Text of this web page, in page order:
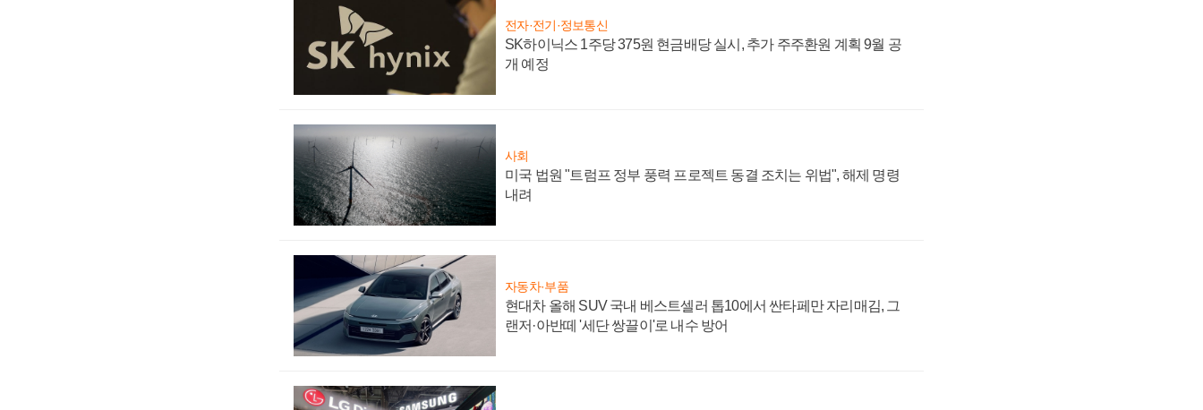
전자·전기·정보통신
SK하이닉스 1주당 375원 현금배당 실시, 추가 주주환원 계획 9월 공
개 예정
사회
미국 법원 "트럼프 정부 풍력 프로젝트 동결 조치는 위법", 해제 명령
내려
자동차·부품
현대차 올해 SUV 국내 베스트셀러 톱10에서 싼타페만 자리매김, 그
랜저·아반떼 '세단 쌍끌이'로 내수 방어